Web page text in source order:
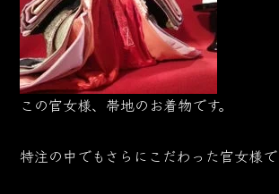
この官女様、帯地のお着物です。
特注の中でもさらにこだわった官女様で